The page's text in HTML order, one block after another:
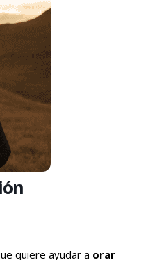
quiere ayudar a orar